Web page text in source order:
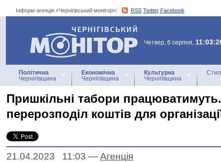
Інформ-агенція «Чернігівський монітор»: RSS Twitter Facebook
Інформ-агенція
«Чернігівський монітор»
Четвер, 6 серпня,
Політична
Чернігівщина
Економічна
Чернігівщина
Культурна
Чернігівщина
Пришкільні табори
перерозподіл коштів для
21.04.2023 11:03 — Агенцiя